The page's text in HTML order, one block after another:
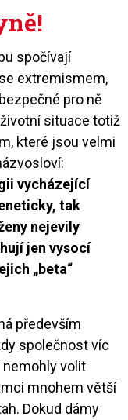
spočívají
extremismem,
pro ně
situace totiž
které jsou velmi
vycházející
tak
nejevily
jen vysocí
„beta“
především
společnost víc
nemohly volit
mnohem větší
Dokud dámy